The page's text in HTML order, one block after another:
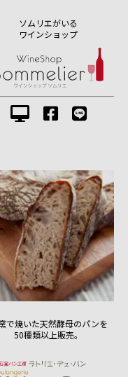
ソムリエがいる
ワインショップ
で焼いた天然酵母のパンを
50種類以上販売。